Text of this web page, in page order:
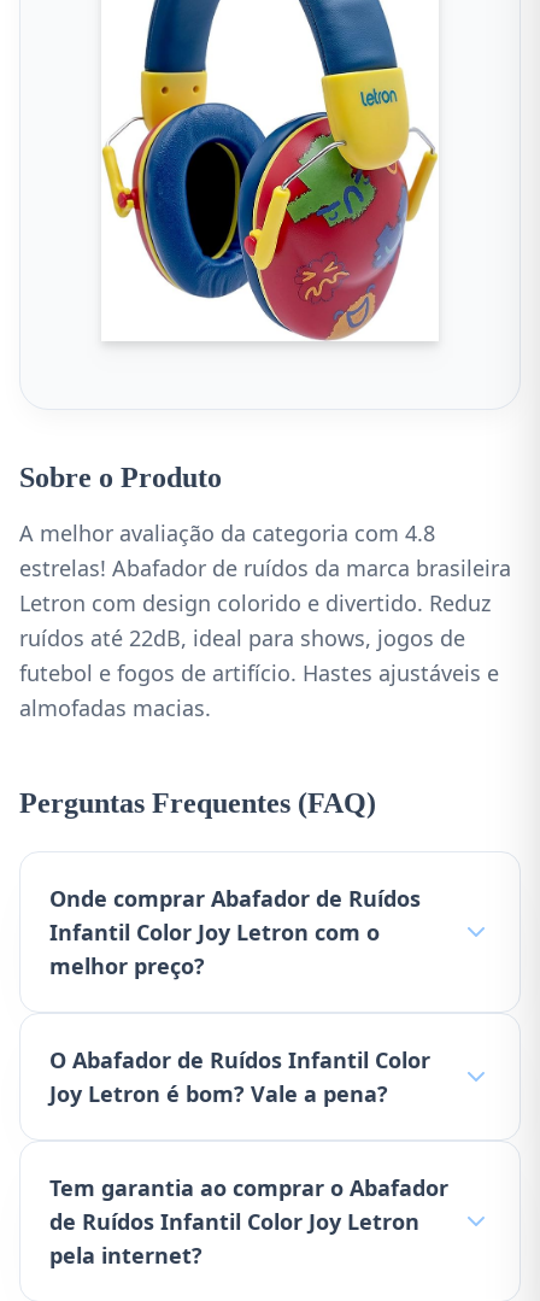
Sobre o Produto
A melhor avaliação da categoria com 4.8
estrelas! Abafador de ruídos da marca brasileira
Letron com design colorido e divertido. Reduz
ruídos até 22dB, ideal para shows, jogos de
futebol e fogos de artifício. Hastes ajustáveis e
almofadas macias.
Perguntas Frequentes (FAQ)
Onde comprar Abafador de Ruídos
Infantil Color Joy Letron com o
melhor preço?
O Abafador de Ruídos Infantil Color
Joy Letron é bom? Vale a pena?
Tem garantia ao comprar o Abafador
de Ruídos Infantil Color Joy Letron
pela internet?